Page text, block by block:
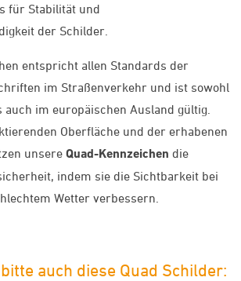
für Stabilität und
der Schilder.
entspricht allen Standards der
im Straßenverkehr und ist sowohl
auch im europäischen Ausland gültig.
Oberfläche und der erhabenen
unsere Quad-Kennzeichen die
indem sie die Sichtbarkeit bei
Wetter verbessern.
auch diese Quad Schilder: